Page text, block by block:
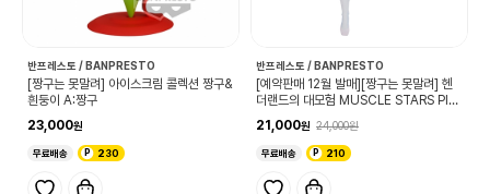
반프레스토 / BANPRESTO
[짱구는 못말려] 아이스크림 콜렉션 짱구&
흰둥이 A:짱구
23,000
무료배송 230
반프레스토 / BANPRESTO
[예약판매 12월 발매][짱구는 못말려] 헨
더랜드의 대모험 MUSCLE STARS PIE
21,000 24,000
무료배송 210